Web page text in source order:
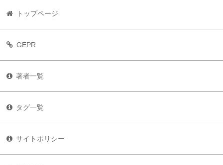
トップページ
GEPR
著者一覧
タグ一覧
サイトポリシー